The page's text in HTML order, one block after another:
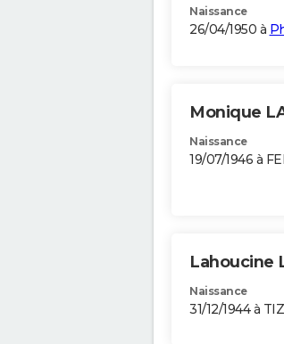
Naissance
26/04/1950 à
Monique
Naissance
19/07/1946 à
Lahoucine
Naissance
31/12/1944 à